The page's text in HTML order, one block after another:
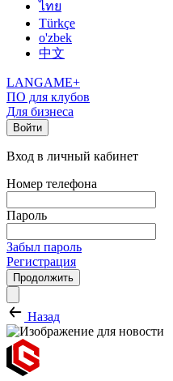
ไทย
Türkçe
o'zbek
中文
LANGAME+
ПО для клубов
Для бизнеса
Войти
Вход в личный кабинет
Номер телефона
Пароль
Забыл пароль
Регистрация
Продолжить
Назад